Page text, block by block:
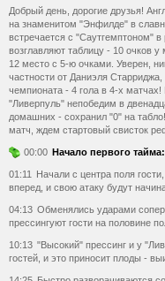
Добрый день, дорогие друзья!
на знаменитом "Энфилде" в
встречается с "Саутгемптоном"
возглавляют таблицу - 10 очков
12 место с 5-ю очками. Уверен,
частности от Даниэля
чемпионата - 4 гола в 4-х матчах!
"Ливерпуль" непобедим в
домашних - сохранил "0" на
матч, ждем стартовый свисток
00:00 Начало первого тайма:
01:11
Начали с центра поля
вперед, и свою атаку будут
04:13 Обменялись ударами
прессингуют гости на половине
10:13 "Высокий" прессинг и у
гостей, и это приносит плоды -